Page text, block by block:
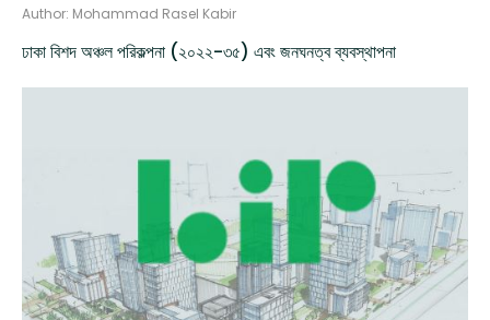
Author: Mohammad Rasel Kabir
ঢাকা বিশদ অঞ্চল পরিকল্পনা (২০২২-৩৫) এবং জনঘনত্ব ব্যবস্থাপনা